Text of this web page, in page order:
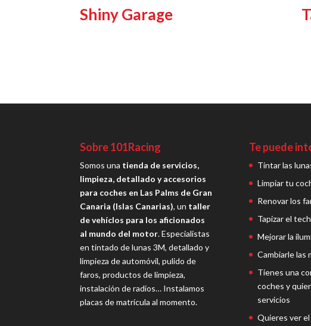
Shiny Garage
Sobre 101Racing
Somos una tienda de servicios,
limpieza, detallado y accesorios
para coches en Las Palms de Gran
Canaria (Islas Canarias), un taller
de vehíclos para los aficionados
al mundo del motor. Especialistas
en tintado de lunas 3M, detallado y
limpieza de automóvil, pulido de
faros, productos de limpieza,
instalación de radios… Instalamos
placas de matrícula al momento.
Te puede
Tintar las
Limpiar tu
Renovar los
Tapizar el
Mejorar la
Cambiarle las
Tienes una
coches y
servicios
Quieres ver